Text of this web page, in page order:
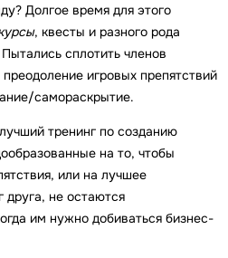
Долгое время для этого
, квесты и разного рода
сплотить членов
игровых препятствий
самораскрытие.
тренинг по созданию
на то, чтобы
или на лучшее
друга, не остаются
им нужно добиваться бизнес-